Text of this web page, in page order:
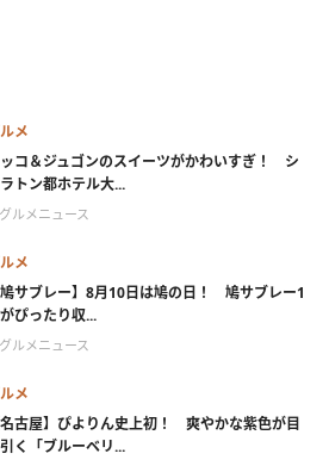
メ
コ＆ジュゴンのスイーツがかわいすぎ！ シ
トン都ホテル大...
ルメニュース
メ
鳩サブレー】8月10日は鳩の日！ 鳩サブレー1
ぴったり収...
ルメニュース
メ
名古屋】ぴよりん史上初！ 爽やかな紫色が目
く「ブルーベリ...